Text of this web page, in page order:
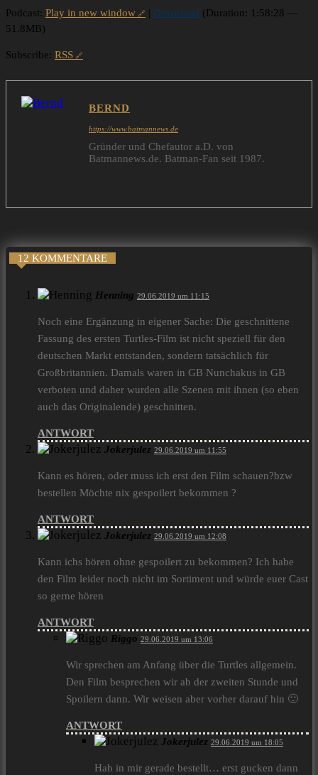
Podcast: Play in new window | Download (Duration: 1:58:28 —
51.8MB)
Subscribe: RSS
BERND
https://www.batmannews.de
Gründer und Chefautor a.D. von
Batmannews.de. Batman-Fan seit 1987.
12 KOMMENTARE
Henning 29.06.2019 um 11:15
Noch eine Ergänzung in eigener Sache: Die geschnittene
Fassung des ersten Turtles-Film ist nicht speziell für den
deutschen Markt entstanden, sondern tatsächlich für
Großbritannien. Damals waren in GB Nunchakus in GB
verboten und daher wurden alle Szenen mit ihnen (so eben
auch das Originalende) geschnitten.
ANTWORT
Jokerjulez 29.06.2019 um 11:55
Kann es hören, oder muss ich erst den Film schauen?bzw
bestellen Möchte nix gespoilert bekommen ?
ANTWORT
Jokerjulez 29.06.2019 um 12:08
Kann ichs hören ohne gespoilert zu bekommen? Ich habe
den Film leider noch nicht im Sortiment und würde euer Cast
so gerne hören
ANTWORT
Riggo 29.06.2019 um 13:06
Wir sprechen am Anfang über die Turtles allgemein.
Den Film besprechen wir ab der zweiten Stunde und
Spoilern dann. Wir weisen aber vorher darauf hin 🙂
ANTWORT
Jokerjulez 29.06.2019 um 18:05
Hab in mir gerade bestellt… erst gucken dann